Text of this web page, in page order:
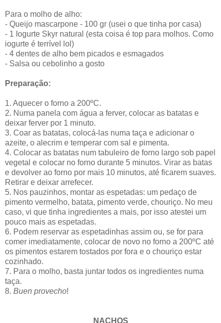
Para o molho de alho:
- Queijo mascarpone - 100 gr (usei o que tinha por casa)
- 1 Iogurte Skyr natural (esta coisa é top para molhos. Como
iogurte é terrível lol)
- 4 dentes de alho bem picados e esmagados
- Salsa ou cebolinho a gosto
Preparação:
1. Aquecer o forno a 200ºC.
2. Numa panela com água a ferver, colocar as batatas e
deixar ferver por 1 minuto.
3. Coar as batatas, colocá-las numa taça e adicionar o
azeite, o alecrim e temperar com sal e pimenta.
4. Colocar as batatas num tabuleiro de forno largo sob papel
vegetal e colocar no forno durante 5 minutos. Virar as batas
e devolver ao forno por mais 10 minutos, até ficarem suaves.
Retirar e deixar arrefecer.
5. Nos pauzinhos, montar as espetadas: um pedaço de
pimento vermelho, batata, pimento verde, chouriço. No meu
caso, vi que tinha ingredientes a mais, por isso atestei um
pouco mais as espetadas.
6. Podem reservar as espetadinhas assim ou, se for para
comer imediatamente, colocar de novo no forno a 200ºC até
os pimentos estarem tostados por fora e o chouriço estar
cozinhado.
7. Para o molho, basta juntar todos os ingredientes numa
taça.
8. Buen provecho!
NACHOS